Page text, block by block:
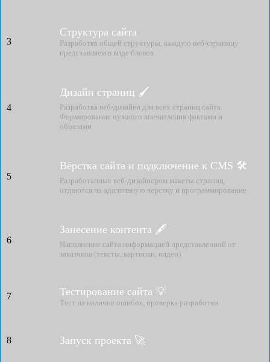
3
Структура сайта
Разработка общей структуры, каждую веб-страницу
представляем в виде блоков
4
Дизайн страниц 🖌
Разработка веб-дизайна для всех страниц сайта.
Формирование нужного впечатления фактами и
образами
5
Вёрстка сайта и подключение к CMS 🛠
Разработанные веб-дизайнером макеты страниц
отдаются на адаптивную верстку и программирование
6
Занесение контента 🖋
Наполнение сайта информацией представленной от
заказчика (тексты, картинки, видео)
7 Тестирование сайта 💡
Тест на наличие ошибок, проверка разработки
8 Запуск проекта 🚀